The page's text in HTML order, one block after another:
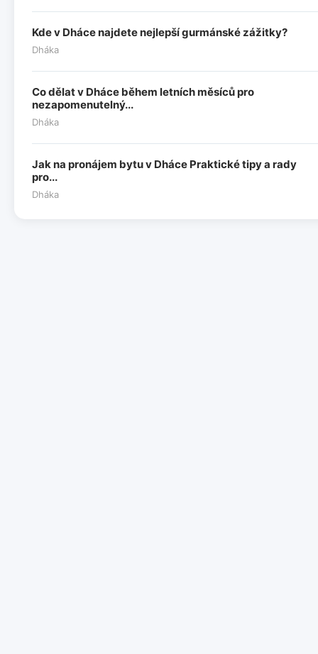
Kde v Dháce najdete nejlepší gurmánské zážitky?
Dháka
Co dělat v Dháce během letních měsíců pro
nezapomenutelný...
Dháka
Jak na pronájem bytu v Dháce Praktické tipy a rady
pro...
Dháka